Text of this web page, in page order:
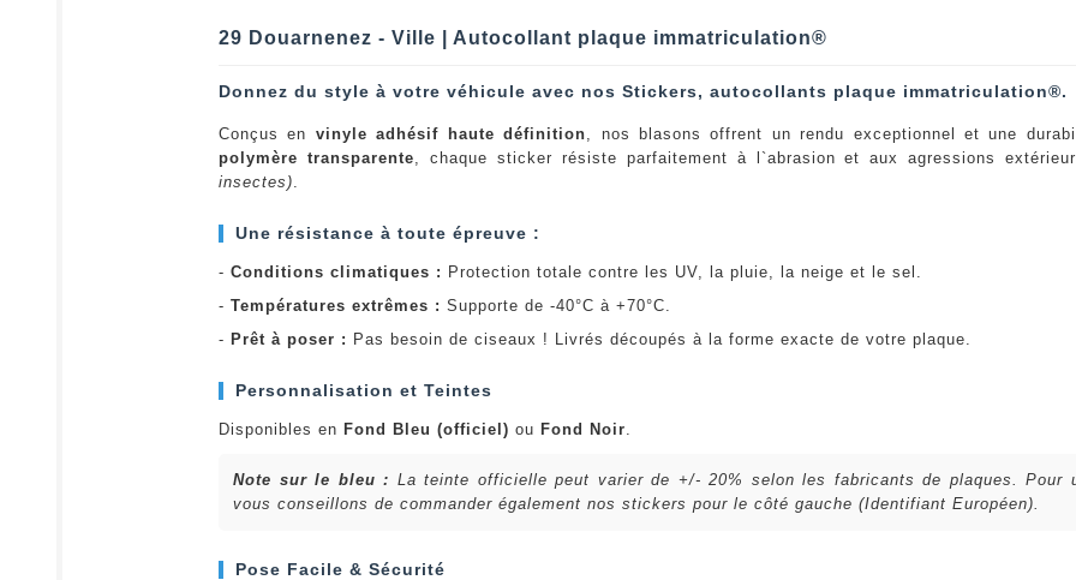
29 Douarnenez - Ville | Autocollant plaque immatriculation®
Donnez du style à votre véhicule avec nos Stickers, autocollants plaque immatriculation®.
Conçus en vinyle adhésif haute définition , nos blasons offrent un rendu exceptionnel et une
polymère transparente , chaque sticker résiste parfaitement à l`abrasion et aux agressions
insectes)
Une résistance à toute épreuve :
- Conditions climatiques : Protection totale contre les UV, la pluie, la neige et le sel.
- Températures extrêmes : Supporte de -40°C à +70°C.
- Prêt à poser : Pas besoin de ciseaux ! Livrés découpés à la forme exacte de votre plaque.
Personnalisation et Teintes
Disponibles en Fond Bleu (officiel) ou Fond Noir
Note sur le bleu : La teinte officielle peut varier de +/- 20% selon les fabricants de plaques. Pour
vous conseillons de commander également nos stickers pour le côté gauche (Identifiant Européen).
Pose Facile & Sécurité